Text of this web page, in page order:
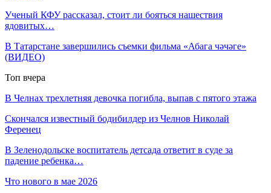
Ученый КФУ рассказал, стоит ли бояться нашествия
ядовитых…
В Татарстане завершились съемки фильма «Абага чәчәге»
(ВИДЕО)
Топ вчера
В Челнах трехлетняя девочка погибла, выпав с пятого этажа
Скончался известный бодибилдер из Челнов Николай
Ференец
В Зеленодольске воспитатель детсада ответит в суде за
падение ребенка…
Что нового в мае 2026